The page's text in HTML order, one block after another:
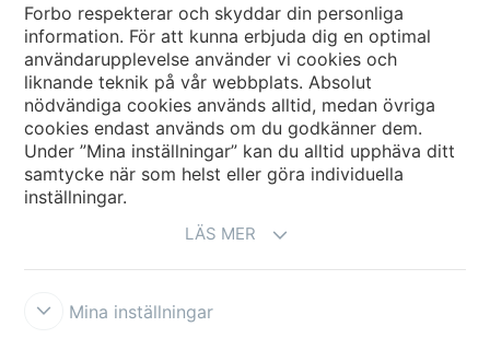
Välj land
Välj ditt land
Forbo respekterar och skyddar din personliga
information. För att kunna erbjuda dig en optimal
användarupplevelse använder vi cookies och
liknande teknik på vår webbplats. Absolut
nödvändiga cookies används alltid, medan övriga
cookies endast används om du godkänner dem.
Under ”Mina inställningar” kan du alltid upphäva ditt
samtycke när som helst eller göra individuella
inställningar.
LÄS MER
Mina inställningar